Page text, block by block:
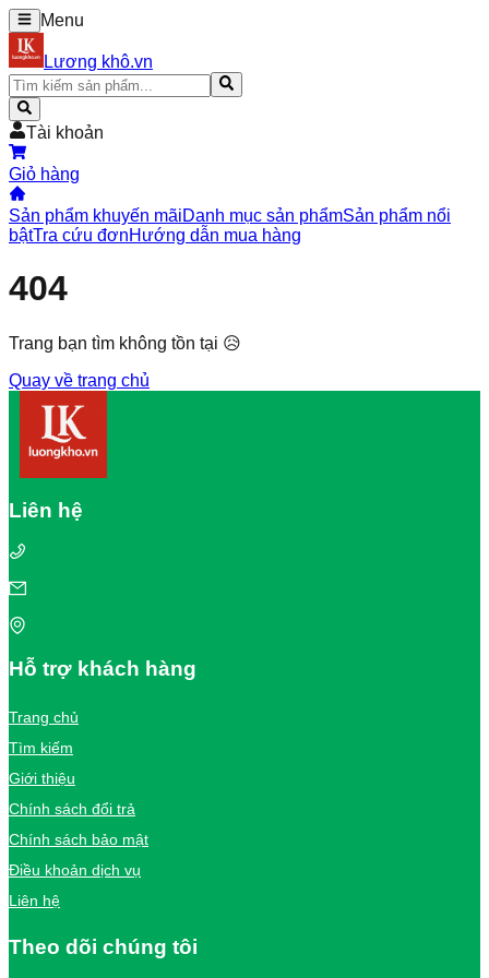
Menu
Lương khô.vn
Tài khoản
Giỏ hàng
Sản phẩm khuyến mãiDanh mục sản phẩmSản phẩm nổi
bậtTra cứu đơnHướng dẫn mua hàng
404
Trang bạn tìm không tồn tại 😥
Quay về trang chủ
Liên hệ
Hỗ trợ khách hàng
Trang chủ
Tìm kiếm
Giới thiệu
Chính sách đổi trả
Chính sách bảo mật
Điều khoản dịch vụ
Liên hệ
Theo dõi chúng tôi